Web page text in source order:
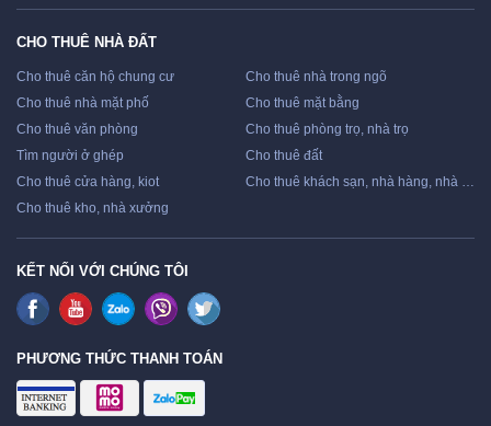
CHO THUÊ NHÀ ĐẤT
Cho thuê căn hộ chung cư
Cho thuê nhà trong ngõ
Cho thuê nhà mặt phố
Cho thuê mặt bằng
Cho thuê văn phòng
Cho thuê phòng trọ, nhà trọ
Tìm người ở ghép
Cho thuê đất
Cho thuê cửa hàng, kiot
Cho thuê khách sạn, nhà hàng, nhà nghỉ
Cho thuê kho, nhà xưởng
KẾT NỐI VỚI CHÚNG TÔI
PHƯƠNG THỨC THANH TOÁN